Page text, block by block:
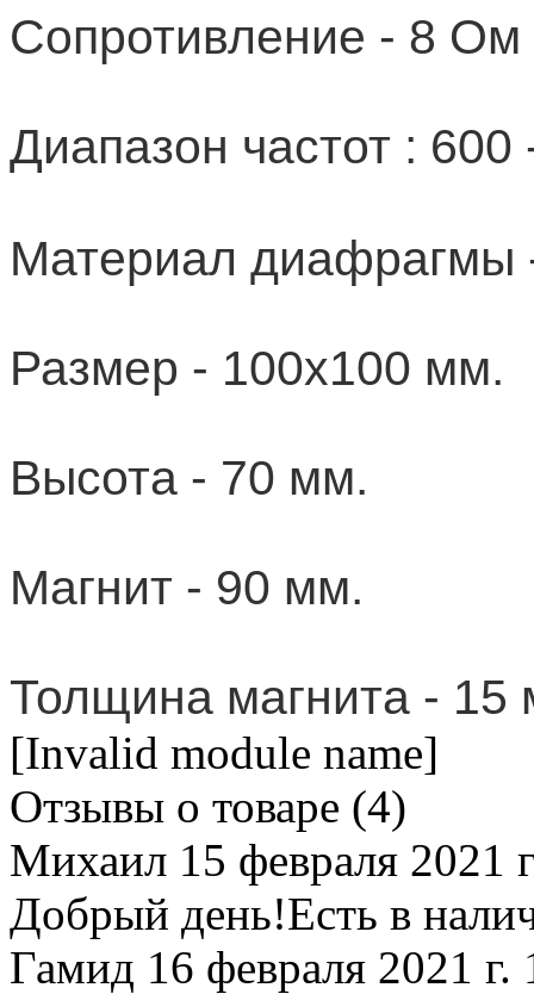
Сопротивление - 8 Ом
Диапазон частот :
Материал диафрагмы
Размер - 100х100 мм.
Высота - 70 мм.
Магнит - 90 мм.
Толщина магнита - 15
[Invalid module name]
Отзывы о товаре (4)
Михаил 15 февраля 2021
Добрый день!Есть в
Гамид 16 февраля 2021 г.